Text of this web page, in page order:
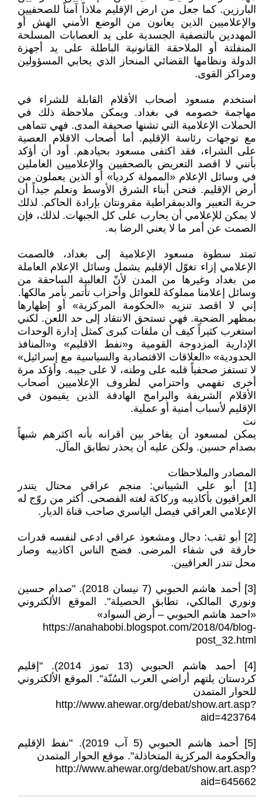
البارزين. كما جعل من ارض الإقليم ملاذاً آمناً للصحفيين
والإعلاميين الذين يعانون من الوضع الأمني الهش أو
المهددين بالتصفية الجسدية على يد العصابات المسلحة
المنفلتة أو الملاحقة القانونية الباطلة على يد أجهزة
الدولة ونظامها القضائي المنحاز الذي يحابي المسؤولين
ومراكز القوى.
استخدم مسعود أصحاب الأقلام القابلة للشراء في
مهاجمة خصومه في بغداد. ويمكن ملاحظة ذلك في
الحملات الإعلامية التي تشنها صحيفة المدى. فهي تتماهى
مع توجهات رئاسة الإقليم. أما أصحاب الاقلام العصية
على الشراء، فقد اكتفى مسعود بحيادهم. أود أن أؤكد
بأنني لا اقصد التعريض بالصحفيين والإعلاميين العاملين
في وسائل الإعلام «الممولة كرديا» أو الذين يعملون من
أرض الإقليم. فنحن أبناء الشرق الأوسط ونعلم جيداً أن
حرية التعبير والديمقراطية مقرونتان بإرادة الحاكم. لذلك
لا يمكن للإعلامي أن يحارب على كل الجبهات. لذلك، فإن
الصمت عن أمر ما لا يعني الرضا به.
تمتد سطوة مسعود الإعلامية إلى بغداد، فالصمت
الإعلامي إزاء تغوّل الإقليم يشمل وسائل الإعلام العاملة
من بغداد وغيرها من المدن لأنّ الغالبية الساحقة من
وسائل إعلامنا مملوكة للعوائل وأحزاب تأتمر بأمر مالكها.
إني لا اقصد تنزيه «الحكومة المركزية» أو إظهارها
بمظهر الضحية. فهي تستحق الانتقاد إلى حد اللعن. لكني
استغرب كثيراً كيف أن ملفات كبرى كمثل إدارة الوحدات
الإدارية المزدوجة القومية و«نفط الاقليم» و«المنافذ
الحدودية» «العلاقات الاقتصادية والسياسية مع إسرائيل»
لا تستفز صحفياً قلبه على وطنه، لا على جيبه. وأؤكد مرة
أخرى تفهمي واحترامي لظروف الإعلاميين أصحاب
الأقلام الشريفة والبرامج الهادفة الذين يقيمون في
الإقليم لأسباب أمنية أو عملية.
نت
يمكن لمسعود أن يفاخر بين أقرانه بأنه اكثرهم شبهاً
بصدام حسين. ولكن عليه أن يحذر تطابق المآل.
المصادر والملاحظات
[1] أبو علي الشيباني: منجم عراقي محتال يتندر
العراقيون بأكاذيبه وركاكة لغته الفصحى. أكثر من روّج له
الإعلامي العراقي فيصل الياسري صاحب قناة الديار.
[2] أبو ثقب: دجال ومشعوذ عراقي ادعى لنفسه قدرات
خارقة في شفاء المرضى. فضح الناس اكاذيبه وصار
محل تندر العراقيين.
[3] أحمد هاشم الحبوبي (7 نيسان 2018). "صدام حسين
ونوري المالكي، تطابق الحصيلة". الموقع الألكتروني
«احمد هاشم الحبوبي – أرض السواد»
https://anahabobi.blogspot.com/2018/04/blog-
post_32.html
[4] أحمد هاشم الحبوبي (13 تموز 2014). "إقليم
كردستان يلتهم أراضي العرب السُنّة". الموقع الألكتروني
للحوار المتمدن
http://www.ahewar.org/debat/show.art.asp?
aid=423764
[5] أحمد هاشم الحبوبي (5 آب 2019). "نفط الإقليم
والحكومة المركزية المتخاذلة". موقع الحوار المتمدن
http://www.ahewar.org/debat/show.art.asp?
aid=645662